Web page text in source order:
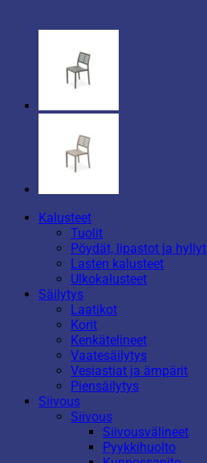
Kalusteet
Tuolit
Pöydät, lipastot ja hyllyt
Lasten kalusteet
Ulkokalusteet
Säilytys
Laatikot
Korit
Kenkätelineet
Vaatesäilytys
Vesiastiat ja ämpärit
Piensäilytys
Siivous
Siivous
Siivousvälineet
Pyykkihuolto